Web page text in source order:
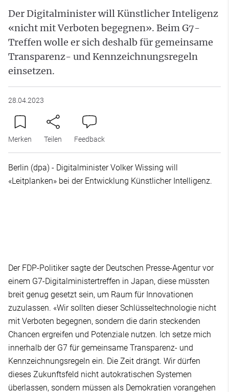
Der Digitalminister will Künstlicher Inteligenz
«nicht mit Verboten begegnen». Beim G7-
Treffen wolle er sich deshalb für gemeinsame
Transparenz- und Kennzeichnungsregeln
einsetzen.
28.04.2023
Merken Teilen Feedback
Berlin (dpa) - Digitalminister Volker Wissing will
«Leitplanken» bei der Entwicklung Künstlicher Intelligenz.
Der FDP-Politiker sagte der Deutschen Presse-Agentur vor
einem G7-Digitalministertreffen in Japan, diese müssten
breit genug gesetzt sein, um Raum für Innovationen
zuzulassen. «Wir sollten dieser Schlüsseltechnologie nicht
mit Verboten begegnen, sondern die darin steckenden
Chancen ergreifen und Potenziale nutzen. Ich setze mich
innerhalb der G7 für gemeinsame Transparenz- und
Kennzeichnungsregeln ein. Die Zeit drängt. Wir dürfen
dieses Zukunftsfeld nicht autokratischen Systemen
überlassen, sondern müssen als Demokratien vorangehen